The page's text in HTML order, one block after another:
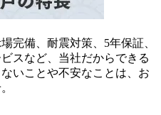
完備、耐震対策、5年保証、
スなど、当社だからできる
いことや不安なことは、お